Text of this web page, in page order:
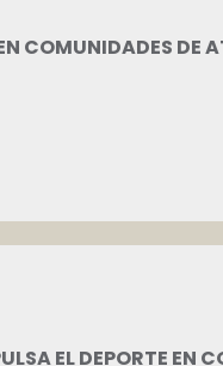
COMUNIDADES DE
EL DEPORTE EN